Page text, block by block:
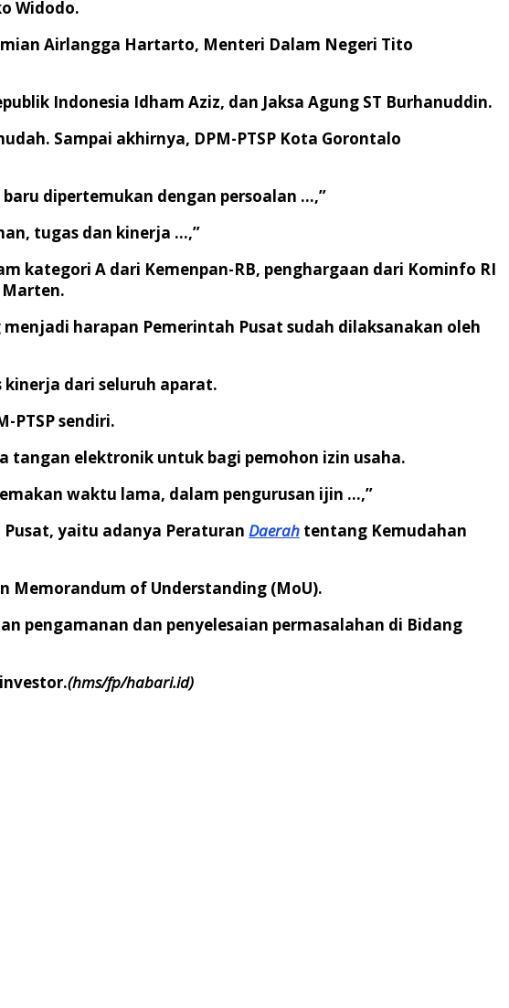
Widodo.
Airlangga Hartarto, Menteri Dalam Negeri Tito
Indonesia Idham Aziz, dan Jaksa Agung ST Burhanuddin.
Sampai akhirnya, DPM-PTSP Kota Gorontalo
dipertemukan dengan persoalan …,”
tugas dan kinerja …,”
kategori A dari Kemenpan-RB, penghargaan dari Kominfo RI
harapan Pemerintah Pusat sudah dilaksanakan oleh
dari seluruh aparat.
PTSP sendiri.
tangan elektronik untuk bagi pemohon izin usaha.
waktu lama, dalam pengurusan ijin …,”
Pusat, yaitu adanya Peraturan Daerah tentang Kemudahan
Memorandum of Understanding (MoU).
pengamanan dan penyelesaian permasalahan di Bidang
(hms/fp/habari.id)